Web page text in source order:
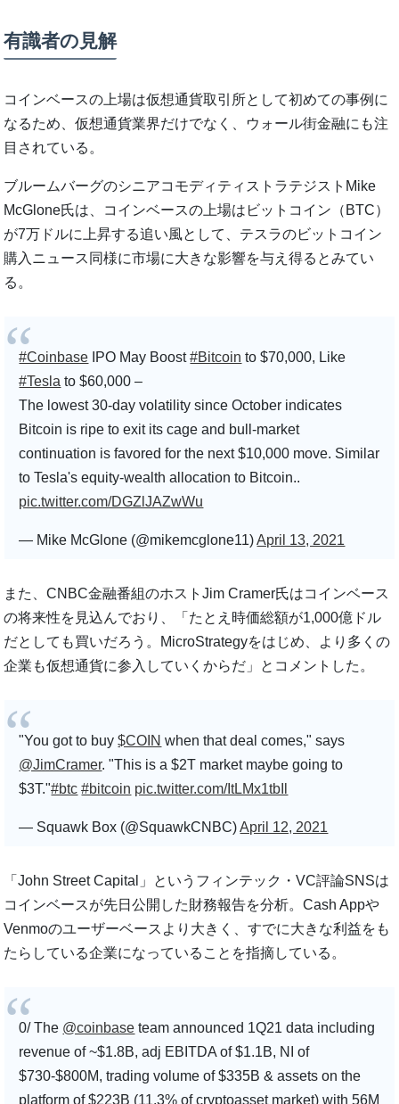
有識者の見解
コインベースの上場は仮想通貨取引所として初めての事例に
なるため、仮想通貨業界だけでなく、ウォール街金融にも注
目されている。
ブルームバーグのシニアコモディティストラテジストMike
McGlone氏は、コインベースの上場はビットコイン（BTC）
が7万ドルに上昇する追い風として、テスラのビットコイン
購入ニュース同様に市場に大きな影響を与え得るとみてい
る。
#Coinbase IPO May Boost#Bitcoin to $70,000, Like
#Tesla to $60,000 –
The lowest 30-day volatility since October indicates
Bitcoin is ripe to exit its cage and bull-market
continuation is favored for the next $10,000 move. Similar
to Tesla's equity-wealth allocation to Bitcoin..
pic.twitter.com/DGZlJAZwWu
— Mike McGlone (@mikemcglone11)April 13, 2021
また、CNBC金融番組のホストJim Cramer氏はコインベース
の将来性を見込んでおり、「たとえ時価総額が1,000億ドル
だとしても買いだろう。MicroStrategyをはじめ、より多くの
企業も仮想通貨に参入していくからだ」とコメントした。
"You got to buy$COIN when that deal comes," says
@JimCramer. "This is a $2T market maybe going to
$3T."#btc #bitcoin pic.twitter.com/ItLMx1tbIl
— Squawk Box (@SquawkCNBC)April 12, 2021
「John Street Capital」というフィンテック・VC評論SNSは
コインベースが先日公開した財務報告を分析。Cash Appや
Venmoのユーザーベースより大きく、すでに大きな利益をも
たらしている企業になっていることを指摘している。
0/ The @coinbase team announced 1Q21 data including
revenue of ~$1.8B, adj EBITDA of $1.1B, NI of
$730-$800M, trading volume of $335B & assets on the
platform of $223B (11.3% of cryptoasset market) with 56M